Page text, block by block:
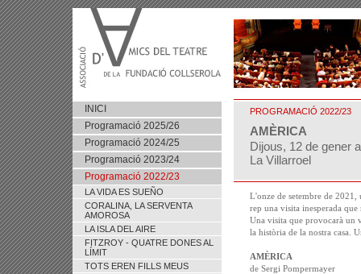
INICI
Programació 2025/26
Programació 2024/25
Programació 2023/24
Programació 2022/23
LA VIDA ES SUEÑO
CORALINA, LA SERVENTA
AMOROSA
LA ISLA DEL AIRE
FITZROY - QUATRE DONES AL
LÍMIT
TOTS EREN FILLS MEUS
PROGRAMACIÓ 2022/23
AMÈRICA
Dijous, 12 de gener
La Villarroel
L'onze de setembre de
rep una visita inesperada
Una visita que provocarà un
la història de la nostra casa.
AMÈRICA
de Sergi Pompermayer